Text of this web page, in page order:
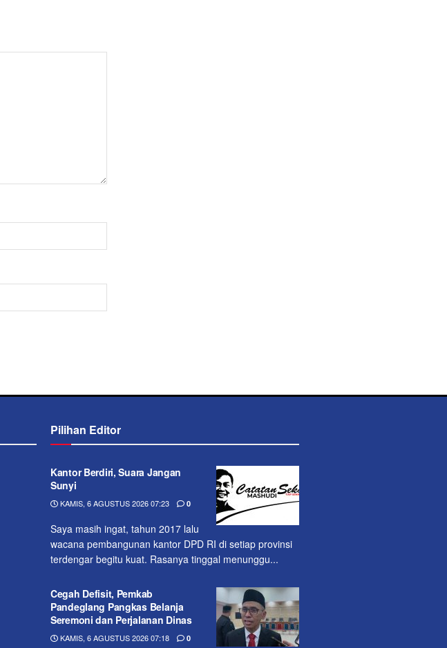
Pilihan Editor
Kantor Berdiri, Suara Jangan
Sunyi
KAMIS, 6 AGUSTUS 2026 07:23 0
Saya masih ingat, tahun 2017 lalu
wacana pembangunan kantor DPD RI di setiap provinsi
ter­dengar begitu kuat. Rasanya tinggal me­nunggu...
Cegah Defisit, Pemkab
Pandeglang Pangkas Belanja
Seremoni dan Perjalanan Dinas
KAMIS, 6 AGUSTUS 2026 07:18 0